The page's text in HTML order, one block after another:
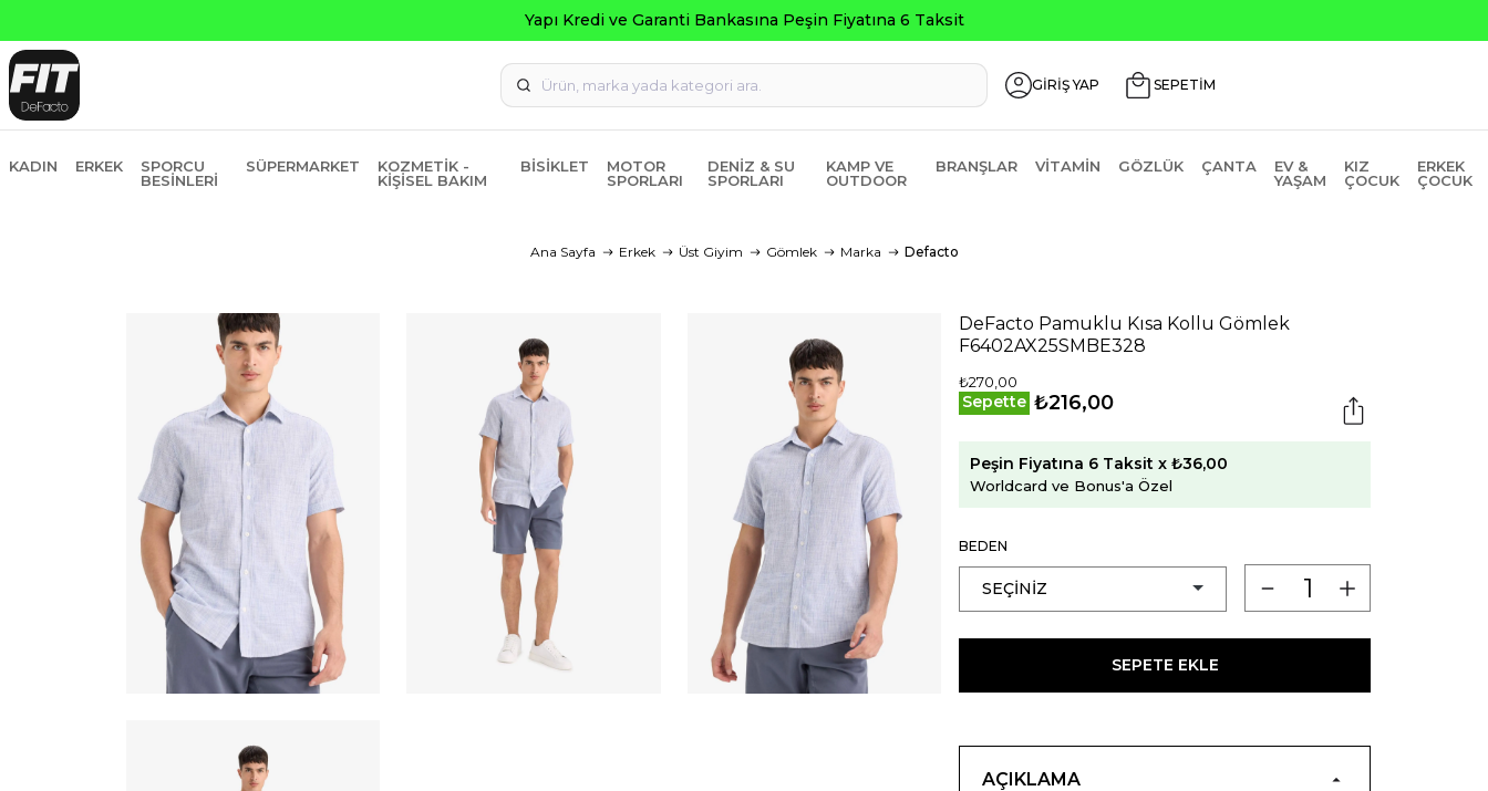
Yapı Kredi ve Garanti Bankasına Peşin Fiyatına 6 Taksit
GİRİŞ YAP SEPETİM
KADIN ERKEK
SPORCU
BESINLERI
SÜPERMARKET
KOZMETIK -
KIŞISEL BAKIM
BISIKLET
MOTOR
SPORLARI
DENIZ & SU
SPORLARI
KAMP VE
OUTDOOR
BRANŞLAR VITAMIN GÖZLÜK ÇANTA
EV &
YAŞAM
KIZ
ÇOCUK
ERKEK
ÇOCUK
Ana Sayfa Erkek Üst Giyim Gömlek Marka Defacto
DeFacto Pamuklu Kısa Kollu Gömlek
F6402AX25SMBE328
₺270,00
Sepette ₺216,00
Peşin Fiyatına 6 Taksit x ₺36,00
Worldcard ve Bonus'a Özel
BEDEN
SEPETE EKLE
AÇIKLAMA